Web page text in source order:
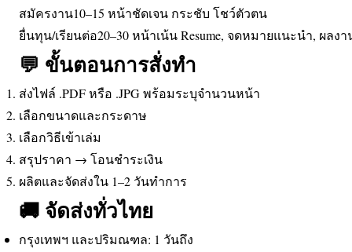
สมัครงาน10–15 หน้าชัดเจน กระชับ โชว์ตัวตน
ยื่นทุน/เรียนต่อ20–30 หน้าเน้น Resume, จดหมายแนะนำ, ผลงา
💬 ขั้นตอนการสั่งทำ
ส่งไฟล์ .PDF หรือ .JPG พร้อมระบุจำนวนหน้า
เลือกขนาดและกระดาษ
เลือกวิธีเข้าเล่ม
สรุปราคา → โอนชำระเงิน
ผลิตและจัดส่งใน 1–2 วันทำการ
🚚 จัดส่งทั่วไทย
กรุงเทพฯ และปริมณฑล: 1 วันถึง